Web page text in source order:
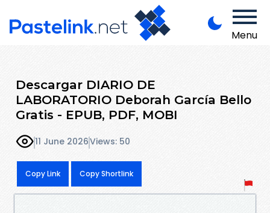
Menu
Descargar DIARIO DE
LABORATORIO Deborah García Bello
Gratis - EPUB, PDF, MOBI
11 June 2026Views: 50
Copy Link Copy Shortlink